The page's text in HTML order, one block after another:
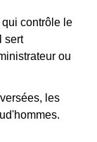
contrôle le
sert
ou
les